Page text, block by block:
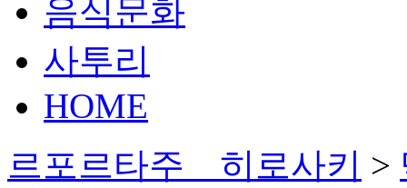
음식문화
사투리
HOME
르포르타주 히로사키 >